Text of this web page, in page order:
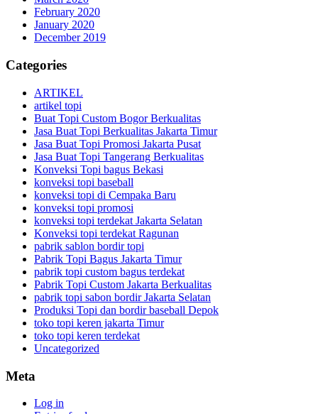
February 2020
January 2020
December 2019
Categories
ARTIKEL
artikel topi
Buat Topi Custom Bogor Berkualitas
Jasa Buat Topi Berkualitas Jakarta Timur
Jasa Buat Topi Promosi Jakarta Pusat
Jasa Buat Topi Tangerang Berkualitas
Konveksi Topi bagus Bekasi
konveksi topi baseball
konveksi topi di Cempaka Baru
konveksi topi promosi
konveksi topi terdekat Jakarta Selatan
Konveksi topi terdekat Ragunan
pabrik sablon bordir topi
Pabrik Topi Bagus Jakarta Timur
pabrik topi custom bagus terdekat
Pabrik Topi Custom Jakarta Berkualitas
pabrik topi sabon bordir Jakarta Selatan
Produksi Topi dan bordir baseball Depok
toko topi keren jakarta Timur
toko topi keren terdekat
Uncategorized
Meta
Log in